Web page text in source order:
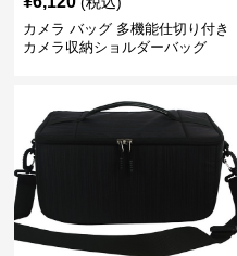
カメラ バッグ 多機能仕切り付き
カメラ収納ショルダーバッグ